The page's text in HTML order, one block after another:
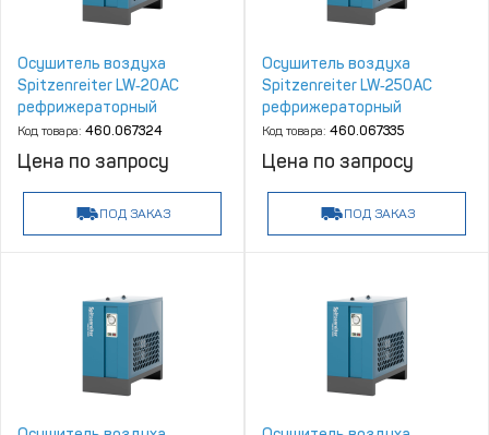
Осушитель воздуха
Spitzenreiter LW‑20AC
рефрижераторный
Код товара: 460.067324
Цена по запросу
ПОД ЗАКАЗ
Осушитель воздуха
Spitzenreiter LW‑250AC
рефрижераторный
Код товара: 460.067335
Цена по запросу
ПОД ЗАКАЗ